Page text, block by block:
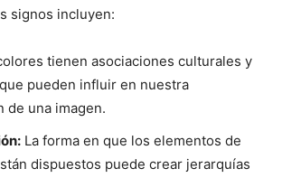
signos incluyen:
tienen asociaciones culturales y
pueden influir en nuestra
de una imagen.
La forma en que los elementos de
dispuestos puede crear jerarquías